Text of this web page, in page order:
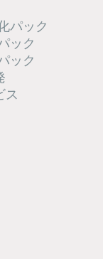
パック
ック
ック
ス